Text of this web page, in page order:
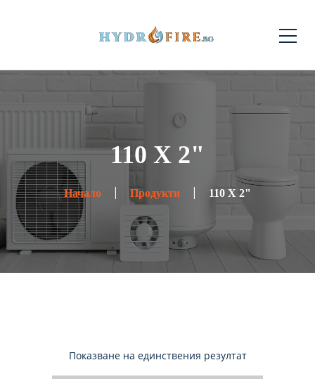
110 X 2"
Начало Продукти 110 X 2"
Показване на единствения резултат